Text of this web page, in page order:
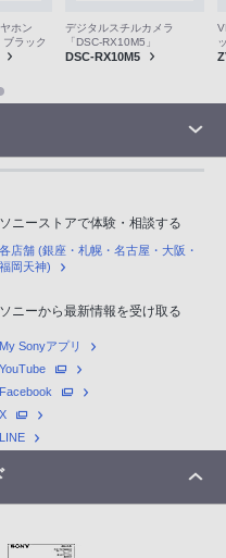
ホン
ブラック
デジタルスチルカメラ
「DSC-RX10M5」
DSC-RX10M5
ソニーストアで体験・相談する
各店舗 (銀座・札幌・名古屋・大阪・
福岡天神)
ソニーから最新情報を受け取る
My Sonyアプリ
YouTube
Facebook
X
LINE